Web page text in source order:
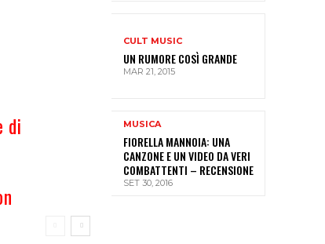
di
CULT MUSIC
UN RUMORE COSÌ GRANDE
MAR 21, 2015
MUSICA
FIORELLA MANNOIA: UNA
CANZONE E UN VIDEO DA VERI
COMBATTENTI – RECENSIONE
SET 30, 2016